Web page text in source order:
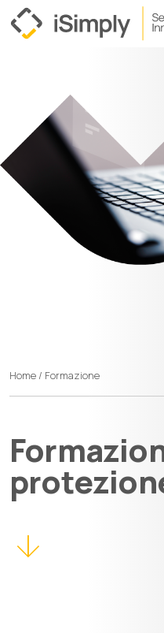
Home / Formazione
arrow_downward